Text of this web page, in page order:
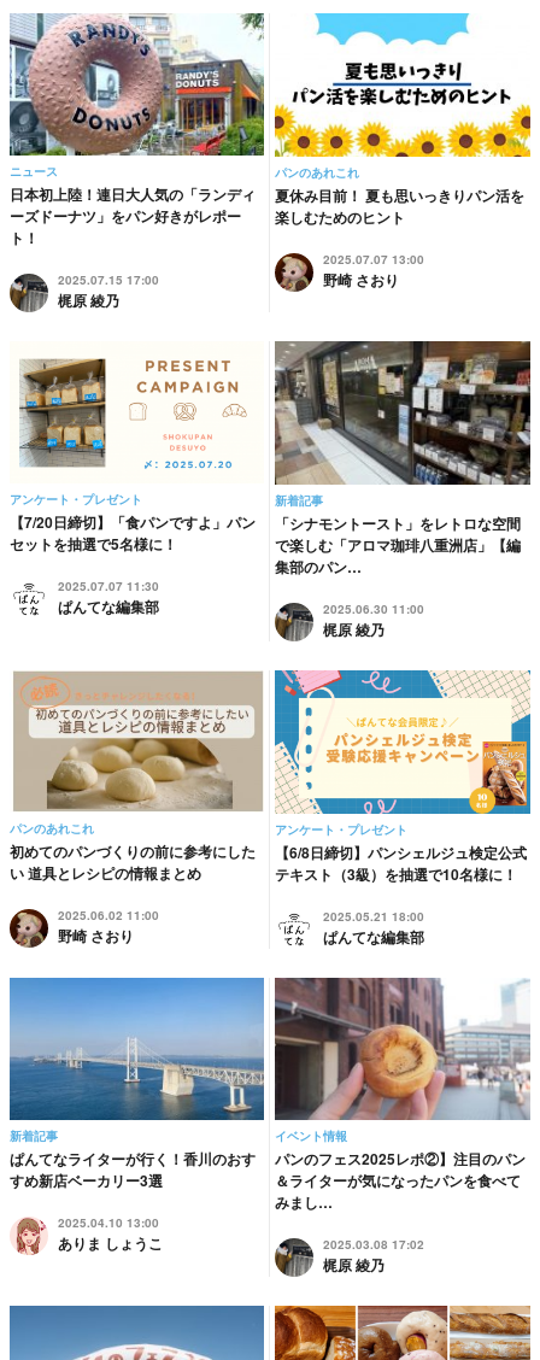
ニュース
日本初上陸！連日大人気の「ランディ
ーズドーナツ」をパン好きがレポー
ト！
2025.07.15 17:00
梶原 綾乃
パンのあれこれ
夏休み目前！ 夏も思いっきりパン活を
楽しむためのヒント
2025.07.07 13:00
野崎 さおり
アンケート・プレゼント
【7/20日締切】「食パンですよ」パン
セットを抽選で5名様に！
2025.07.07 11:30
ぱんてな編集部
新着記事
「シナモントースト」をレトロな空間
で楽しむ「アロマ珈琲八重洲店」【編
集部のパン…
2025.06.30 11:00
梶原 綾乃
パンのあれこれ
初めてのパンづくりの前に参考にした
い 道具とレシピの情報まとめ
2025.06.02 11:00
野崎 さおり
アンケート・プレゼント
【6/8日締切】パンシェルジュ検定公式
テキスト（3級）を抽選で10名様に！
2025.05.21 18:00
ぱんてな編集部
新着記事
ぱんてなライターが行く！香川のおす
すめ新店ベーカリー3選
2025.04.10 13:00
ありま しょうこ
イベント情報
パンのフェス2025レポ②】注目のパン
＆ライターが気になったパンを食べて
みまし…
2025.03.08 17:02
梶原 綾乃